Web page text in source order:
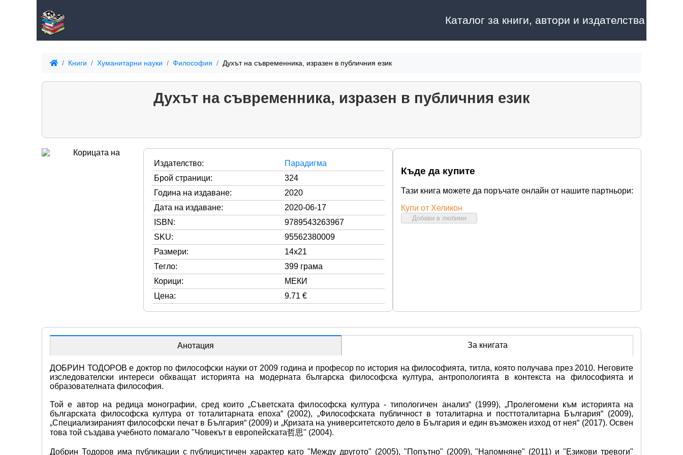
Каталог за книги, автори и издателства
Книги Хуманитарни науки Философия Духът на съвременника, изразен в публичния език
Духът на съвременника, изразен в публичния език
Издателство:
Парадигма
Брой страници:
324
Година на издаване:
2020
Дата на издаване:
2020-06-17
ISBN:
9789543263967
SKU:
95562380009
Размери:
14x21
Тегло:
399 грама
Корици:
МЕКИ
Цена:
9.71 €
Къде да купите
Тази книга можете да поръчате онлайн от нашите партньори:
Купи от Хеликон
Добави в любими
Анотация За книгата
ДОБРИН ТОДОРОВ е доктор по философски науки от 2009 година и професор по история на философията, титла, която получава през 2010. Неговите
изследователски интереси обхващат историята на модерната българска философска култура, антропологията в контекста на философията и
образователната философия.
Той е автор на редица монографии, сред които „Съветската философска култура - типологичен анализ“ (1999), „Пролегомени към историята на
българската философска култура от тоталитарната епоха“ (2002), „Философската публичност в тоталитарна и посттоталитарна България“ (2009),
„Специализираният философски печат в България“ (2009) и „Кризата на университетското дело в България и един възможен изход от нея“ (2017). Освен
това той създава учебното помагало "Човекът в европейската哲思" (2004).
Добрин Тодоров има публикации с публицистичен характер като "Между другото" (2005), "Попътно" (2009), "Напомняне" (2011) и "Езикови тревоги"